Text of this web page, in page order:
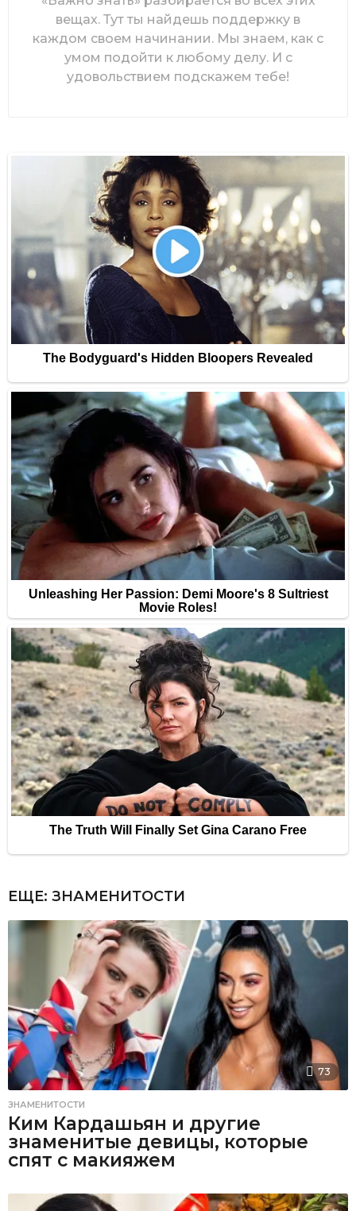
вещах. Тут ты найдешь поддержку в
каждом своем начинании. Мы знаем, как с
умом подойти к любому делу. И с
удовольствием подскажем тебе!
ЕЩЕ: ЗНАМЕНИТОСТИ
73
ЗНАМЕНИТОСТИ
Ким Кардашьян и другие
знаменитые девицы, которые
спят с макияжем